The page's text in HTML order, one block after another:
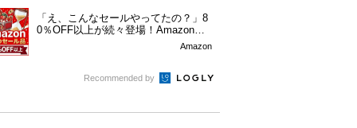
「え、こんなセールやってたの？」8
0％OFF以上が続々登場！Amazonの
Amazon
Recommended by